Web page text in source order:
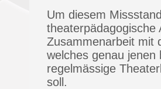
Um diesem
theaterpädagogische
Zusammenarbeit mit
welches genau jenen
regelmässige
soll.